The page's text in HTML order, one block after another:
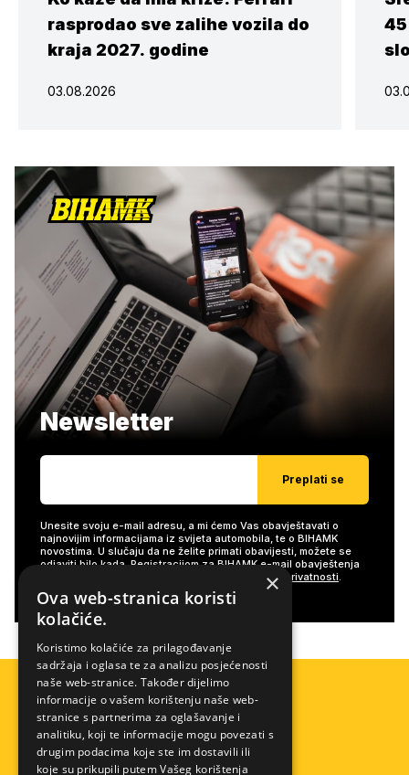
rasprodao sve zalihe vozila do
kraja 2027. godine
03.08.2026
Newsletter
Preplati se
Unesite svoju e-mail adresu, a mi ćemo Vas obavještavati o
najnovijim informacijama iz svijeta automobila, te o BIHAMK
novostima. U slučaju da ne želite primati obavijesti, možete se
odjaviti bilo kada. Registracijom za BIHAMK e-mail obavještenja
Uslovima/Uvjetima i Politikom privatnosti
Pomoć na cesti Info centar
×
Ova web-stranica koristi
kolačiće.
Koristimo kolačiće za prilagođavanje
sadržaja i oglasa te za analizu posjećenosti
naše web-stranice. Također dijelimo
informacije o vašem korištenju naše web-
stranice s partnerima za oglašavanje i
analitiku, koji te informacije mogu povezati s
drugim podacima koje ste im dostavili ili
koje su prikupili putem Vašeg korištenja